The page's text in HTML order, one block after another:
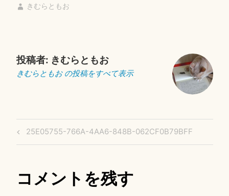
bo tte
きむらともお
投稿者: きむらともお
きむらともお の投稿をすべて表示
投
稿
ゲ
Previous
Post
25E05755-766A-4AA6-848B-062CF0B79BFF
コメントを残す